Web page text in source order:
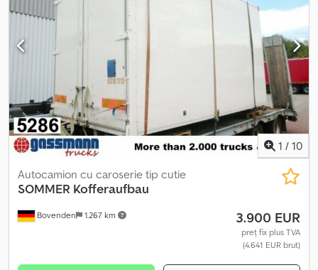
MENȚIONATE SUNT FĂRĂ GARANȚIE; ne rezervăm dreptul de
modificare, vânzare intermediară și erori! Cedpfei Rqaiox Ahmjrf
1 / 10
Bovenden 1.267 km
Autocamion cu caroserie tip cutie
SOMMER Kofferaufbau
3.900 EUR
preț fix plus TVA
(4.641 EUR brut)